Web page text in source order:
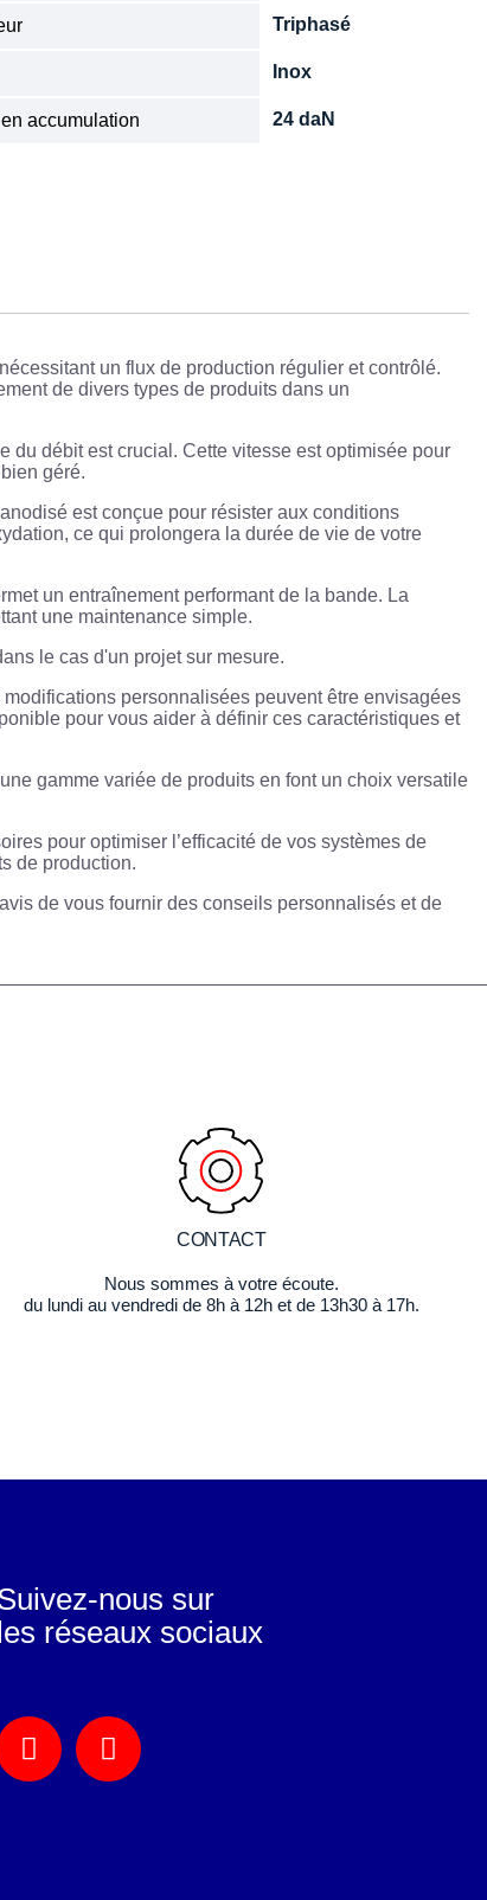
Triphasé
Inox
accumulation 24 daN
un flux de production régulier et contrôlé.
de divers types de produits dans un
du débit est crucial. Cette vitesse est optimisée pour
géré.
est conçue pour résister aux conditions
ce qui prolongera la durée de vie de votre
un entraînement performant de la bande. La
une maintenance simple.
le cas d'un projet sur mesure.
personnalisées peuvent être envisagées
pour vous aider à définir ces caractéristiques et
gamme variée de produits en font un choix versatile
pour optimiser l’efficacité de vos systèmes de
de production.
de vous fournir des conseils personnalisés et de
CONTACT
Nous sommes à votre écoute.
du lundi au vendredi de 8h à 12h et de 13h30 à 17h.
nous sur
réseaux sociaux